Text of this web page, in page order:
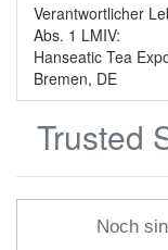
Verantwortlicher
Abs. 1 LMIV:
Hanseatic Tea
Bremen, DE
Trusted
Noch